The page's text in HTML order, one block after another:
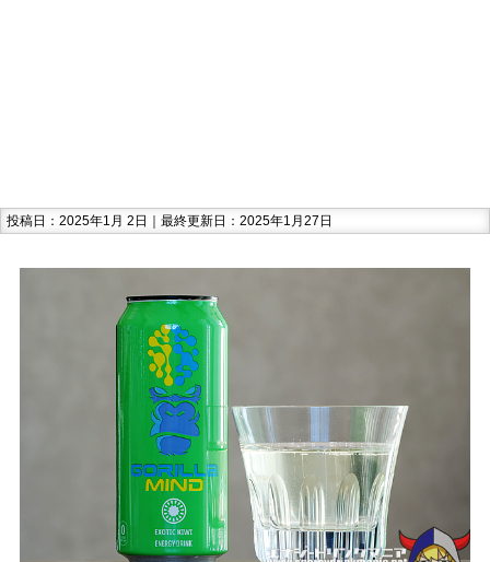
投稿日：2025年1月 2日｜最終更新日：2025年1月27日